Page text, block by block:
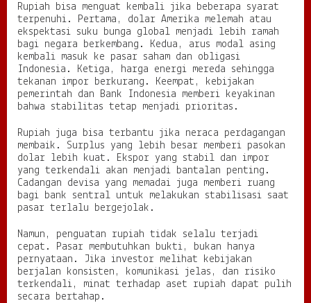
Rupiah bisa menguat kembali jika beberapa syarat
terpenuhi. Pertama, dolar Amerika melemah atau
ekspektasi suku bunga global menjadi lebih ramah
bagi negara berkembang. Kedua, arus modal asing
kembali masuk ke pasar saham dan obligasi
Indonesia. Ketiga, harga energi mereda sehingga
tekanan impor berkurang. Keempat, kebijakan
pemerintah dan Bank Indonesia memberi keyakinan
bahwa stabilitas tetap menjadi prioritas.
Rupiah juga bisa terbantu jika neraca perdagangan
membaik. Surplus yang lebih besar memberi pasokan
dolar lebih kuat. Ekspor yang stabil dan impor
yang terkendali akan menjadi bantalan penting.
Cadangan devisa yang memadai juga memberi ruang
bagi bank sentral untuk melakukan stabilisasi saat
pasar terlalu bergejolak.
Namun, penguatan rupiah tidak selalu terjadi
cepat. Pasar membutuhkan bukti, bukan hanya
pernyataan. Jika investor melihat kebijakan
berjalan konsisten, komunikasi jelas, dan risiko
terkendali, minat terhadap aset rupiah dapat pulih
secara bertahap.